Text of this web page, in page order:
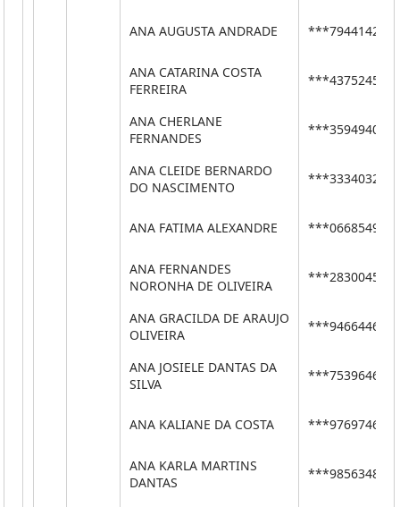
ANA AUGUSTA ANDRADE ***79441422**
ANA CATARINA COSTA
FERREIRA
***43752456**
ANA CHERLANE
FERNANDES
***35949400**
ANA CLEIDE BERNARDO
DO NASCIMENTO
***33340320**
ANA FATIMA ALEXANDRE ***06685490**
ANA FERNANDES
NORONHA DE OLIVEIRA
***28300453**
ANA GRACILDA DE ARAUJO
OLIVEIRA
***94664468**
ANA JOSIELE DANTAS DA
SILVA
***75396460**
ANA KALIANE DA COSTA ***97697464**
ANA KARLA MARTINS
DANTAS
***98563483**